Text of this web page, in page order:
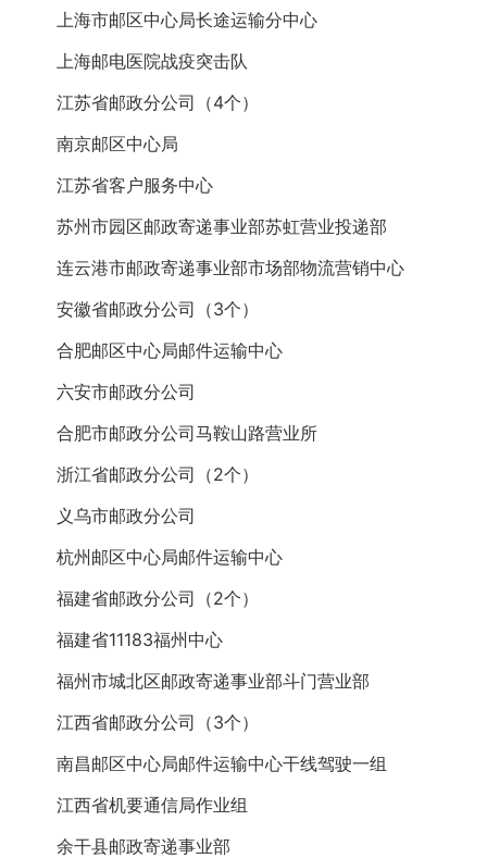
上海市邮区中心局长途运输分中心
上海邮电医院战疫突击队
江苏省邮政分公司（4个）
南京邮区中心局
江苏省客户服务中心
苏州市园区邮政寄递事业部苏虹营业投递部
连云港市邮政寄递事业部市场部物流营销中心
安徽省邮政分公司（3个）
合肥邮区中心局邮件运输中心
六安市邮政分公司
合肥市邮政分公司马鞍山路营业所
浙江省邮政分公司（2个）
义乌市邮政分公司
杭州邮区中心局邮件运输中心
福建省邮政分公司（2个）
福建省11183福州中心
福州市城北区邮政寄递事业部斗门营业部
江西省邮政分公司（3个）
南昌邮区中心局邮件运输中心干线驾驶一组
江西省机要通信局作业组
余干县邮政寄递事业部